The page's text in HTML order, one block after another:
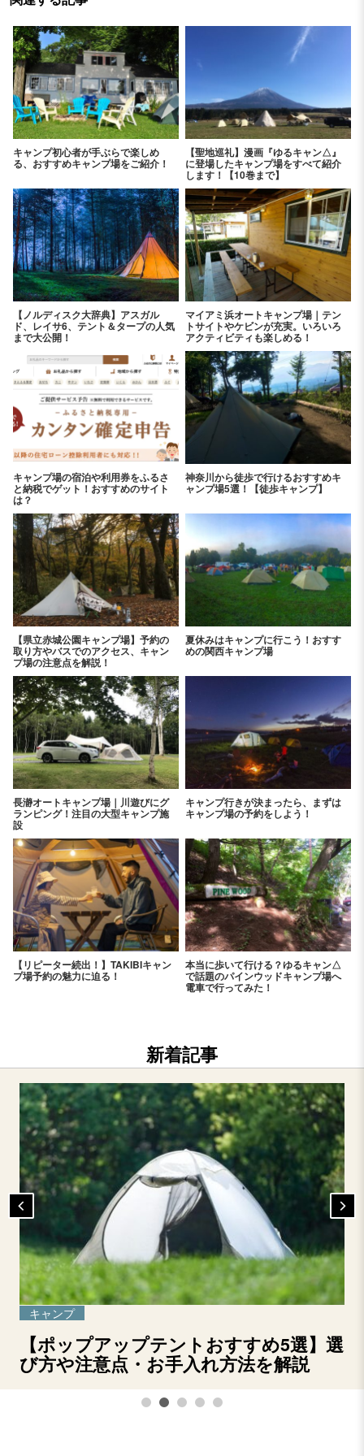
キャンプ初心者が手ぶらで楽しめ
る、おすすめキャンプ場をご紹介！
【聖地巡礼】漫画『ゆるキャン△』
に登場したキャンプ場をすべて紹介
します！【10巻まで】
【ノルディスク大辞典】アスガル
ド、レイサ6、テント＆タープの人気
まで大公開！
マイアミ浜オートキャンプ場｜テン
トサイトやケビンが充実。いろいろ
アクティビティも楽しめる！
キャンプ場の宿泊や利用券をふるさ
と納税でゲット！おすすめのサイト
は？
神奈川から徒歩で行けるおすすめキ
ャンプ場5選！【徒歩キャンプ】
【県立赤城公園キャンプ場】予約の
取り方やバスでのアクセス、キャン
プ場の注意点を解説！
夏休みはキャンプに行こう！おすす
めの関西キャンプ場
長瀞オートキャンプ場｜川遊びにグ
ランピング！注目の大型キャンプ施
設
キャンプ行きが決まったら、まずは
キャンプ場の予約をしよう！
【リピーター続出！】TAKIBIキャン
プ場予約の魅力に迫る！
本当に歩いて行ける？ゆるキャン△
で話題のパインウッドキャンプ場へ
電車で行ってみた！
新着記事
キャンプ
【ポップアップテントおすすめ5選】選
び方や注意点・お手入れ方法を解説